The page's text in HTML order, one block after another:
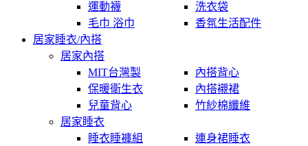
運動襪
洗衣袋
毛巾 浴巾
香氛生活配件
居家睡衣/內搭
居家內搭
MIT台灣製
內搭背心
保暖衛生衣
內搭襯裙
兒童背心
竹紗棉纖維
居家睡衣
睡衣睡褲組
連身裙睡衣